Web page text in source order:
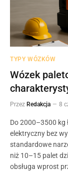
TYPY WÓZKÓW
Wózek
Przez Redakcja 8
Do 2000–3500 kg
elektryczny bez
standardowe
niż 10–15 palet
obsługa wprost